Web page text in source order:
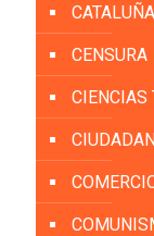
CATALUÑA
CENSURA
CIENCIAS